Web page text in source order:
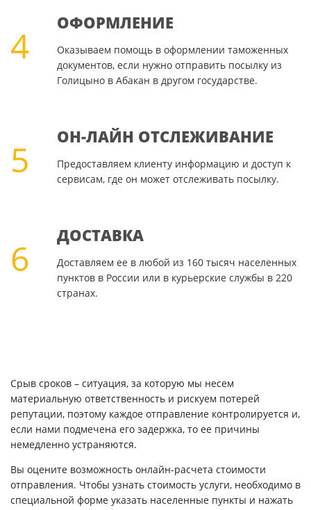
4
ОФОРМЛЕНИЕ
Оказываем помощь в оформлении таможенных
документов, если нужно отправить посылку из
Голицыно в Абакан в другом государстве.
5
ОН-ЛАЙН ОТСЛЕЖИВАНИЕ
Предоставляем клиенту информацию и доступ к
сервисам, где он может отслеживать посылку.
6
ДОСТАВКА
Доставляем ее в любой из 160 тысяч населенных
пунктов в России или в курьерские службы в 220
странах.
Срыв сроков – ситуация, за которую мы несем
материальную ответственность и рискуем потерей
репутации, поэтому каждое отправление контролируется и,
если нами подмечена его задержка, то ее причины
немедленно устраняются.
Вы оцените возможность онлайн-расчета стоимости
отправления. Чтобы узнать стоимость услуги, необходимо в
специальной форме указать населенные пункты и нажать